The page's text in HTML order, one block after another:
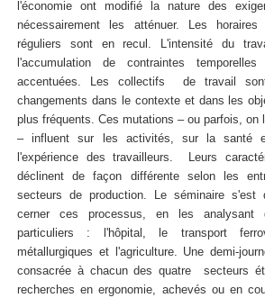
l'économie ont modifié la nature des
nécessairement les atténuer. Les
réguliers sont en recul. L'intensité du
l'accumulation de contraintes
accentuées. Les collectifs de travail
changements dans le contexte et dans les
plus fréquents. Ces mutations – ou parfois, on
– influent sur les activités, sur la santé
l'expérience des travailleurs. Leurs
déclinent de façon différente selon les
secteurs de production. Le séminaire s'est
cerner ces processus, en les analysant
particuliers : l'hôpital, le transport
métallurgiques et l'agriculture. Une demi-
consacrée à chacun des quatre secteurs
recherches en ergonomie, achevés ou en